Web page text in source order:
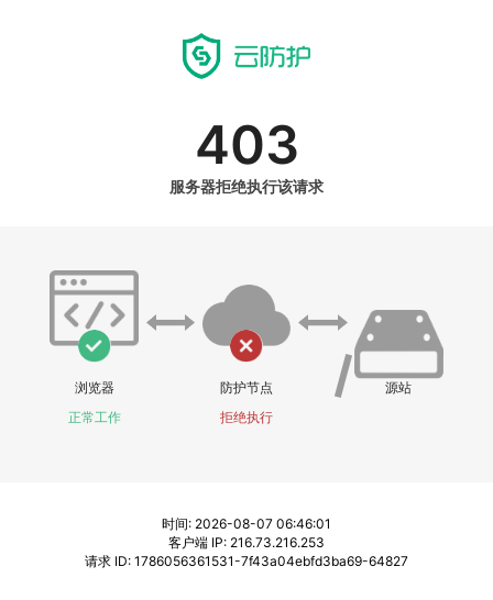
403
服务器拒绝执行该请求
浏览器
正常工作
防护节点
拒绝执行
源站
时间: 2026-08-07 06:46:01
客户端 IP: 216.73.216.253
请求 ID: 1786056361531-7f43a04ebfd3ba69-64827